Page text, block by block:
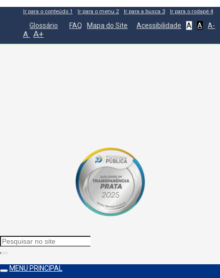
Ir para o conteúdo 1 Ir para o menu 2 Ir para a busca 3 Ir para o rodapé 4
Glossário FAQ Mapa do Site Acessibilidade A A A-
A A+
MENU PRINCIPAL